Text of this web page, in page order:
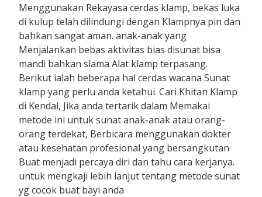
Menggunakan Rekayasa cerdas klamp, bekas luka
di kulup telah dilindungi dengan Klampnya pin dan
bahkan sangat aman. anak-anak yang
Menjalankan bebas aktivitas bias disunat bisa
mandi bahkan slama Alat klamp terpasang.
Berikut ialah beberapa hal cerdas wacana Sunat
klamp yang perlu anda ketahui. Cari Khitan Klamp
di Kendal, Jika anda tertarik dalam Memakai
metode ini untuk sunat anak-anak atau orang-
orang terdekat, Berbicara menggunakan dokter
atau kesehatan profesional yang bersangkutan
Buat menjadi percaya diri dan tahu cara kerjanya.
untuk mengkaji lebih lanjut tentang metode sunat
yg cocok buat bayi anda